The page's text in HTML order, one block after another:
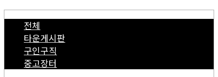
전체
타운게시판
구인구직
중고장터